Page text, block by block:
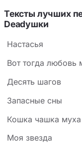
Тексты лучших
Deadушки
Hастасья
Вот тогда любовь
Десять шагов
Запасные сны
Кошка чашка муха
Моя звезда